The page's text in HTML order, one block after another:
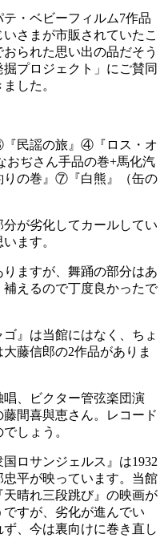
・ベビーフィルム7作品
さまが市販されていたこ
られた思い出の品だそう
プロジェクト」にご賛同
した。
民謡の旅』④『ロス・オ
おぢさん手品の巻+馬化汽
の巻』⑦『白熊』（缶の
が劣化してカールしてい
ます。
りますが、舞踊の部分はあ
えるので丁度良かったで
』は当館にはなく、ちょ
藤信郎の2作品がありま
唱、ビクター管弦楽団演
間喜與恵さん。レコード
しょう。
ロサンジェルス』は1932
平が映っています。当館
晴れ三段跳び』の映画が
すが、劣化が進んでい
、今は裏向けに巻き直し